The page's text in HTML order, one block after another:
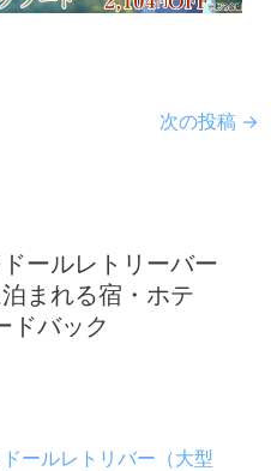
次の投稿 →
ールレトリーバー
まれる宿・ホテ
ドバック
ドールレトリバー（大型